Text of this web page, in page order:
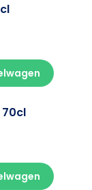
70cl